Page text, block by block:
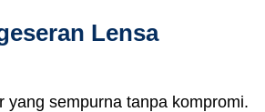
Lensa​
yang sempurna tanpa kompromi.